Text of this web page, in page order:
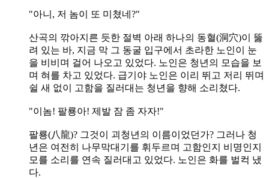
"아니, 저 놈이 또 미쳤네?"
산곡의 깎아지른 듯한 절벽 아래 하나의 동혈(洞穴)이 뚫
려 있는 바, 지금 막 그 동굴 입구에서 초라한 노인이 눈
을 비비며 걸어 나오고 있었다. 노인은 청년의 모습을 보
며 혀를 차고 있었다. 급기야 노인은 이리 뛰고 저리 뛰며
쉴 새 없이 고함을 질러대는 청년을 향해 소리쳤다.
"이놈! 팔룡아! 제발 잠 좀 자자!"
팔룡(八龍)? 그것이 괴청년의 이름이었던가? 그러나 청
년은 여전히 나무막대기를 휘두르며 고함인지 비명인지
모를 소리를 연속 질러대고 있었다. 노인은 화를 벌컥 냈
다.